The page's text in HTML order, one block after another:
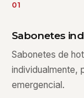
01
Sabonetes
Sabonetes de
individualmente,
emergencial.